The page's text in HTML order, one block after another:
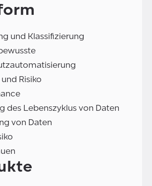
und Klassifizierung
Risiko
des Lebenszyklus von Daten
von Daten